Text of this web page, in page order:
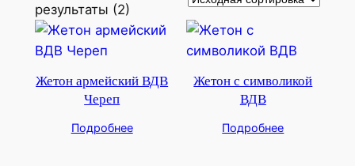
результаты (2)
Жетон армейский ВДВ
Череп
Подробнее
Жетон с символикой
ВДВ
Подробнее